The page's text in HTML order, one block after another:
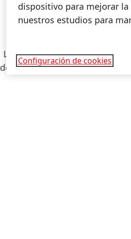
La educación es un poderoso
desarrollan conocimientos,
dispositivo para mejorar
nuestros estudios para
Configuración de cookies